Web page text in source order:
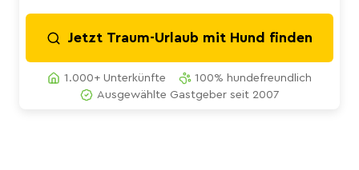
Jetzt Traum-Urlaub mit Hund finden
1.000+ Unterkünfte
100% hundefreundlich
Ausgewählte Gastgeber seit 2007